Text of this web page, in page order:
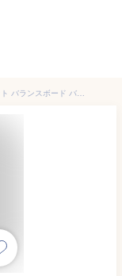
アンジュスマイル バランスストーン 星形 6個セット バランスボード バランス トレーニング 体幹 飛び石 おもちゃ 屋内 室内 遊具 子供用 子供 アスレチック